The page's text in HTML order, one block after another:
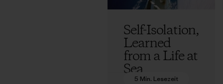
Self-Isolation,
Learned
from a Life at
Sea
5 Min. Lesezeit